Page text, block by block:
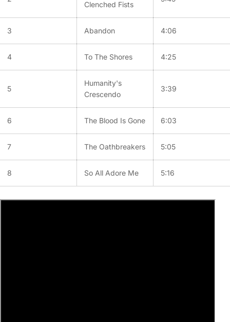
Clenched Fists
3 Abandon 4:06
4 To The Shores 4:25
5
Humanity's
Crescendo
3:39
6 The Blood Is Gone 6:03
7 The Oathbreakers 5:05
8 So All Adore Me 5:16